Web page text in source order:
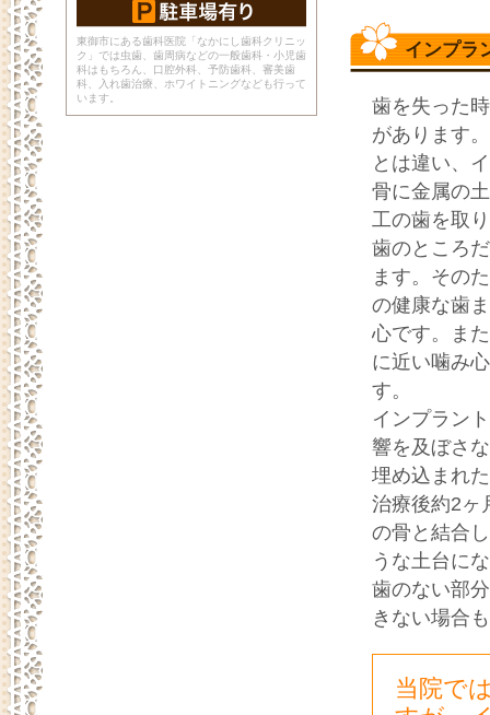
インプラ
歯を失った
があります
とは違い、
骨に金属の
工の歯を取
歯のところ
ます。その
の健康な歯
心です。ま
に近い噛み
す。
インプラン
響を及ぼさ
埋め込まれ
治療後約2ヶ
の骨と結合
うな土台に
歯のない部
きない場合
当院で
東御市にある歯科医院「なかにし歯科クリニッ
ク」では虫歯、歯周病などの一般歯科・小児歯
科はもちろん、口腔外科、予防歯科、審美歯
科、入れ歯治療、ホワイトニングなども行って
います。